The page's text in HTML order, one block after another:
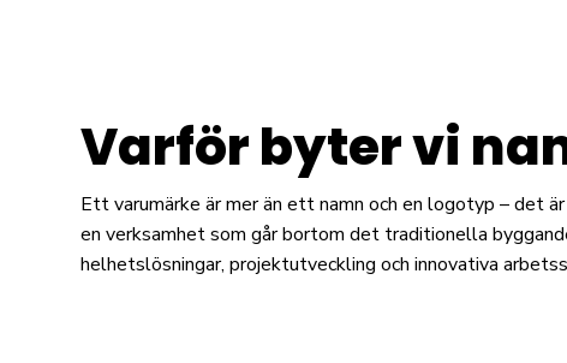
Varför byter vi
Ett varumärke är mer än ett namn och en logotyp – det
en verksamhet som går bortom det traditionella
helhetslösningar, projektutveckling och innovativa